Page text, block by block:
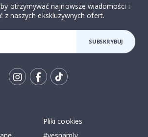
otrzymywać najnowsze wiadomości i
z naszych ekskluzywnych ofert.
SUBSKRYBUJ
Pliki cookies